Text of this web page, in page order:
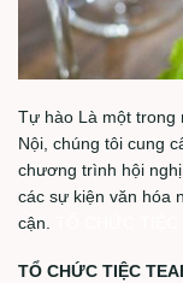
Tự hào Là một trong
Nội, chúng tôi cung
chương trình hội
các sự kiện văn hóa
cận.
TỔ CHỨC TIỆC